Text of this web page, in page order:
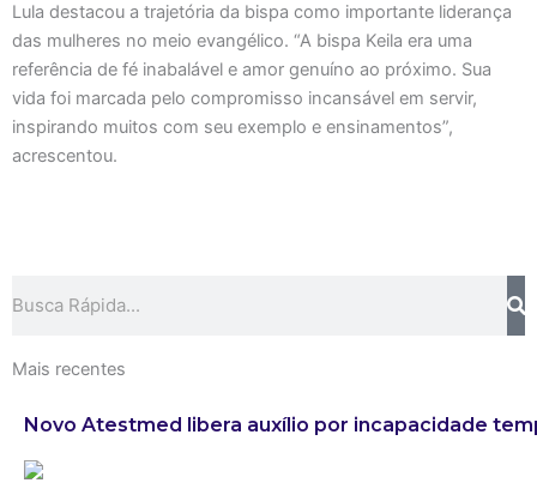
Lula destacou a trajetória da bispa como importante liderança
das mulheres no meio evangélico. “A bispa Keila era uma
referência de fé inabalável e amor genuíno ao próximo. Sua
vida foi marcada pelo compromisso incansável em servir,
inspirando muitos com seu exemplo e ensinamentos”,
acrescentou.
Mais recentes
Novo Atestmed libera auxílio por incapacidade